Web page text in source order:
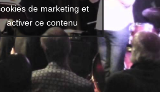
de marketing et
activer ce contenu